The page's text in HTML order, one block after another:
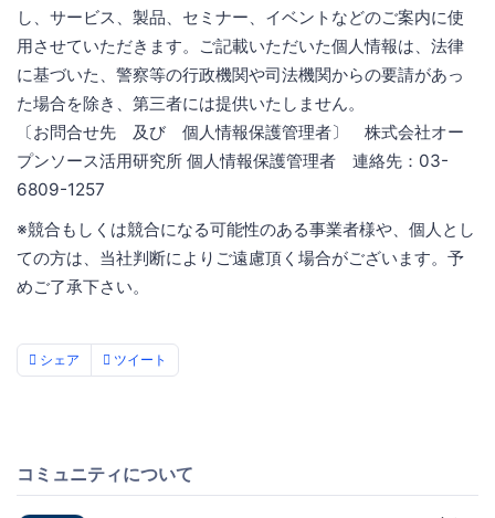
し、サービス、製品、セミナー、イベントなどのご案内に使
用させていただきます。ご記載いただいた個人情報は、法律
に基づいた、警察等の行政機関や司法機関からの要請があっ
た場合を除き、第三者には提供いたしません。
〔お問合せ先 及び 個人情報保護管理者〕 株式会社オー
プンソース活用研究所 個人情報保護管理者 連絡先：03-
6809-1257
※競合もしくは競合になる可能性のある事業者様や、個人とし
ての方は、当社判断によりご遠慮頂く場合がございます。予
めご了承下さい。
シェア ツイート
コミュニティについて